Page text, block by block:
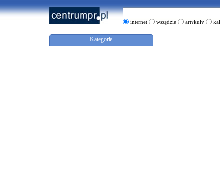
internet wszędzie artykuły
Kategorie